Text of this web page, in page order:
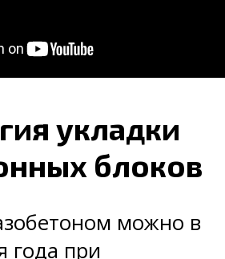
укладки
блоков
можно в
года при